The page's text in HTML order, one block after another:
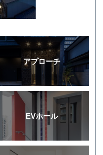
アプローチ
EVホール